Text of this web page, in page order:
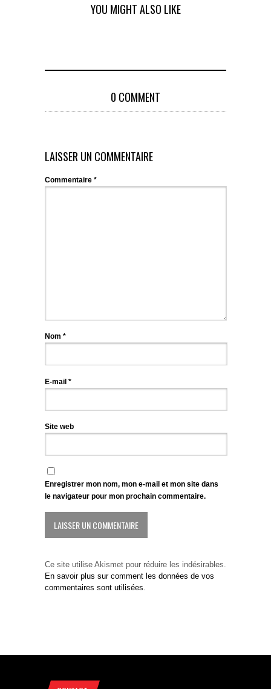
YOU MIGHT ALSO LIKE
0 COMMENT
LAISSER UN COMMENTAIRE
Commentaire *
Nom *
E-mail *
Site web
Enregistrer mon nom, mon e-mail et mon site dans
le navigateur pour mon prochain commentaire.
Ce site utilise Akismet pour réduire les indésirables.
En savoir plus sur comment les données de vos
commentaires sont utilisées.